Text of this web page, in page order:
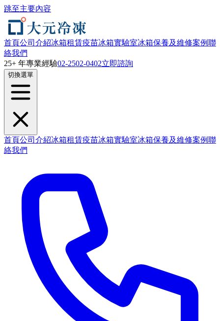
跳至主要內容
首頁公司介紹冰箱租賃疫苗冰箱實驗室冰箱保養及維修案例聯
絡我們
25+ 年專業經驗02-2502-0402立即諮詢
切換選單
首頁公司介紹冰箱租賃疫苗冰箱實驗室冰箱保養及維修案例聯
絡我們